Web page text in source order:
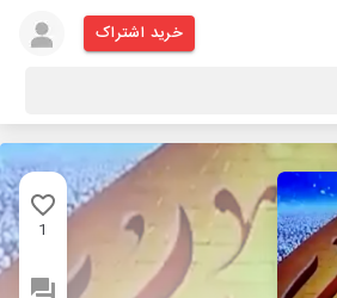
خرید اشتراک
1